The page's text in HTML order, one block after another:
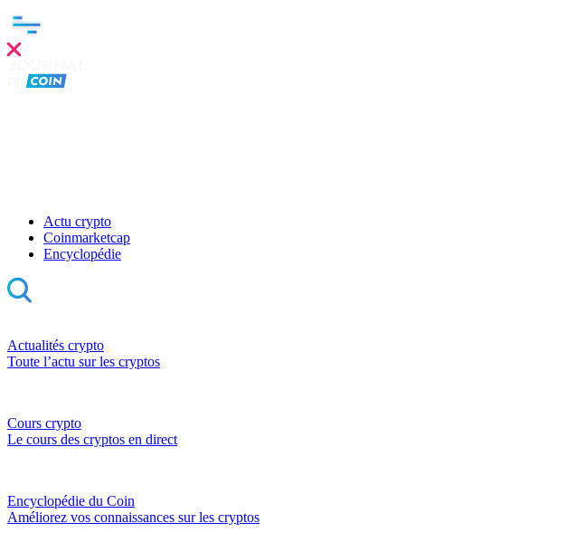
Actu crypto
Coinmarketcap
Encyclopédie
Actualités crypto
Toute l’actu sur les cryptos
Cours crypto
Le cours des cryptos en direct
Encyclopédie du Coin
Améliorez vos connaissances sur les cryptos